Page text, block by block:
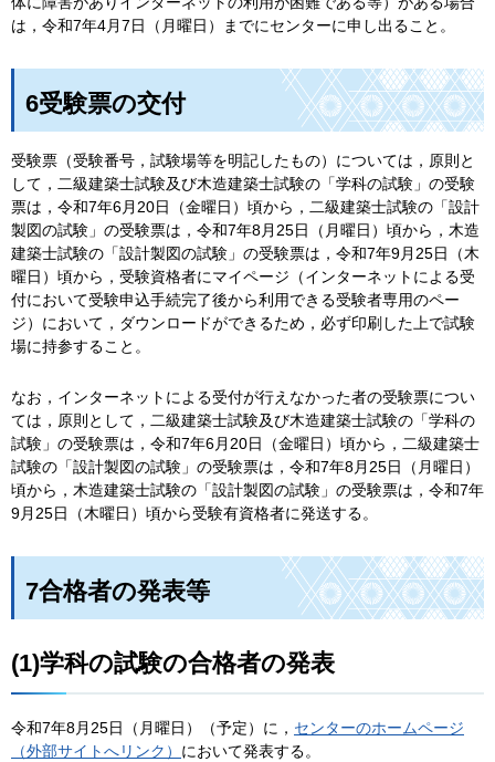
は，令和7年4月7日（月曜日）までにセンターに申し出ること。
6受験票の交付
受験票（受験番号，試験場等を明記したもの）については，原則と
して，二級建築士試験及び木造建築士試験の「学科の試験」の受験
票は，令和7年6月20日（金曜日）頃から，二級建築士試験の「設計
製図の試験」の受験票は，令和7年8月25日（月曜日）頃から，木造
建築士試験の「設計製図の試験」の受験票は，令和7年9月25日（木
曜日）頃から，受験資格者にマイページ（インターネットによる受
付において受験申込手続完了後から利用できる受験者専用のペー
ジ）において，ダウンロードができるため，必ず印刷した上で試験
場に持参すること。
なお，インターネットによる受付が行えなかった者の受験票につい
ては，原則として，二級建築士試験及び木造建築士試験の「学科の
試験」の受験票は，令和7年6月20日（金曜日）頃から，二級建築士
試験の「設計製図の試験」の受験票は，令和7年8月25日（月曜日）
頃から，木造建築士試験の「設計製図の試験」の受験票は，令和7年
9月25日（木曜日）頃から受験有資格者に発送する。
7合格者の発表等
(1)学科の試験の合格者の発表
令和7年8月25日（月曜日）（予定）に， センターのホームページ
（外部サイトへリンク） において発表する。